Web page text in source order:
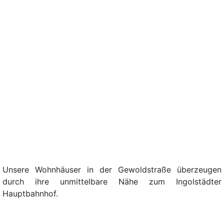
Unsere Wohnhäuser in der Gewoldstraße überzeugen
durch ihre unmittelbare Nähe zum Ingolstädter
Hauptbahnhof.